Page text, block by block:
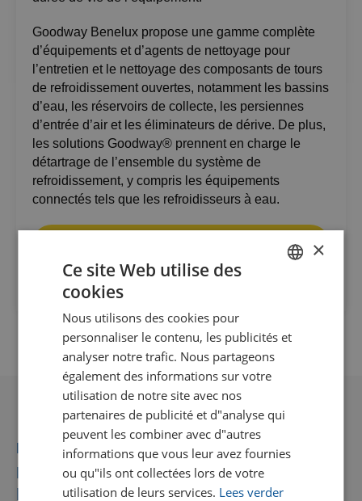
Goodway Benelux propose une gamme complète
d’équipements et d’agents de nettoyage pour
l’entretien et le nettoyage des composants de tours
de refroidissement ouvertes, notamment les bassins
d’eau, les réservoirs de collecte, les persiennes
d’entrée d’air et les éliminateurs de dérive. De plus,
les solutions Goodway® prennent en charge le
détartrage de l’ensemble du système de
refroidissement, y compris les équipements
connectés tels que les refroidisseurs à eau.
Recommandé pour vous
Plus de vidéos susceptibles de vous
plaire
Trouvez votre solution
Utilisez notre outil en ligne pour vérifier si les
équipements Goodway conviennent à votre
GOODWAY BENELUX - EN
GOODWAY BENELUX - DE
FRENCH
SPANISH
×
Ce site Web utilise des
cookies
Nous utilisons des cookies pour
personnaliser le contenu, les publicités et
analyser notre trafic. Nous partageons
également des informations sur votre
utilisation de notre site avec nos
partenaires de publicité et d"analyse qui
peuvent les combiner avec d"autres
informations que vous leur avez fournies
ou qu"ils ont collectées lors de votre
utilisation de leurs services. Lees verder